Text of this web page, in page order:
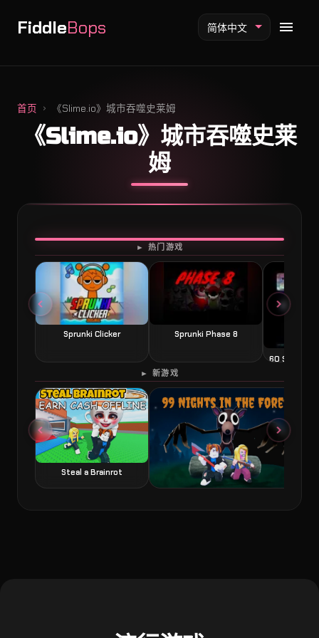
FiddleBops
Fiddlebops 模组
Incredibox 模组
Sprunki 模组
简体中文
首页 《Slime.io》城市吞噬史莱姆
《Slime.io》城市吞噬史莱
姆
► 热门游戏
Sprunki Clicker Sprunki Phase 8
60 Second
开始游戏
► 新游戏
Steal a Brainrot